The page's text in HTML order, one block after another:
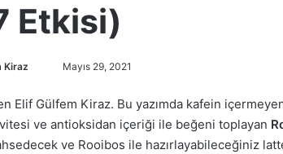
Etkisi)
Kiraz
r
e
-
Mayıs 29, 2021
Elif Gülfem Kiraz. Bu yazımda kafein
ve antioksidan içeriği ile beğeni toplayan
ve Rooibos ile hazırlayabileceğiniz